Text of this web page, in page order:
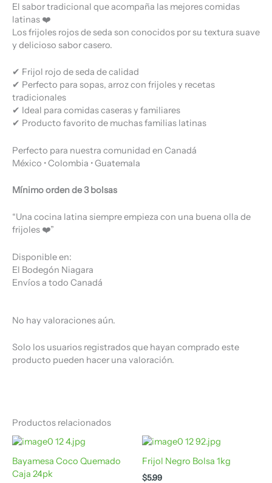
El sabor tradicional que acompaña las mejores comidas
latinas ❤️
Los frijoles rojos de seda son conocidos por su textura suave
y delicioso sabor casero.
✔ Frijol rojo de seda de calidad
✔ Perfecto para sopas, arroz con frijoles y recetas
tradicionales
✔ Ideal para comidas caseras y familiares
✔ Producto favorito de muchas familias latinas
Perfecto para nuestra comunidad en Canadá
México • Colombia • Guatemala
Mínimo orden de 3 bolsas
“Una cocina latina siempre empieza con una buena olla de
frijoles ❤️”
Disponible en:
El Bodegón Niagara
Envíos a todo Canadá
No hay valoraciones aún.
Solo los usuarios registrados que hayan comprado este
producto pueden hacer una valoración.
Productos relacionados
Bayamesa Coco Quemado
Caja 24pk
Frijol Negro Bolsa 1kg
$5.99